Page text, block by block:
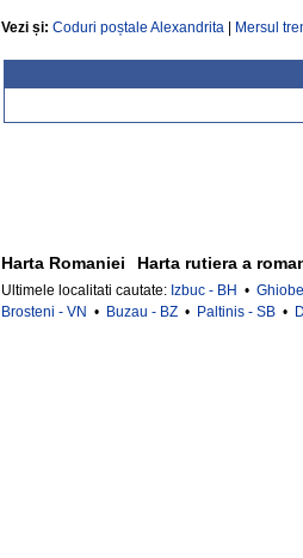
Vezi și: Coduri poștale Alexandrita Mersul
Harta Romaniei Harta rutiera a
Ultimele localitati cautate: Izbuc - BH •
Brosteni - VN • Buzau - BZ • Paltinis - SB •